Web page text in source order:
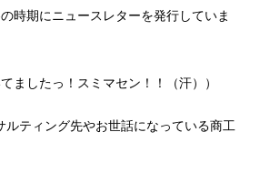
時期にニュースレターを発行していま
ましたっ！スミマセン！！（汗））
ティング先やお世話になっている商工